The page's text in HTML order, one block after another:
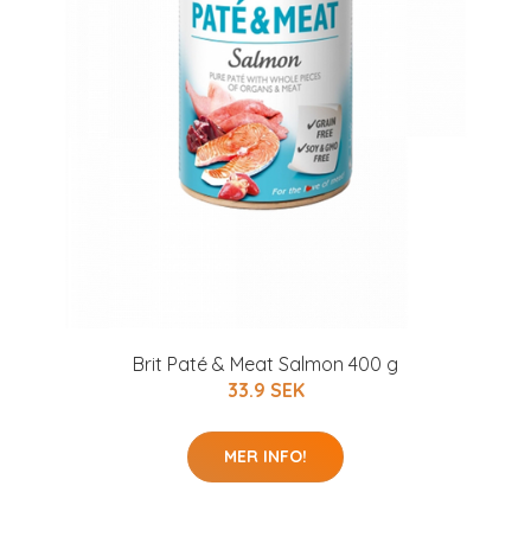
Brit Paté & Meat Salmon 400 g
33.9 SEK
MER INFO!